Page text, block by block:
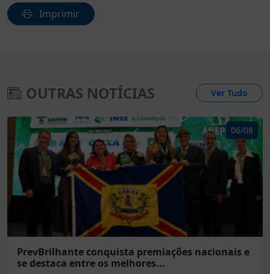
Imprimir
OUTRAS NOTÍCIAS Ver Tudo
06/08
PrevBrilhante conquista premiações nacionais e
se destaca entre os melhores...